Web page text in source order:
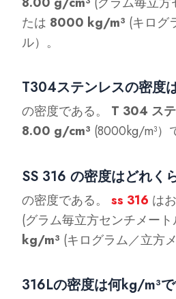
たは 8000 kg/m³ (キログ
ル）。
T304ステンレスの密度
の密度である。 T 304 ス
8.00 g/cm³ (8000kg/m³）
SS 316 の密度はどれく
の密度である。ss 316 は
(グラム毎立方センチメー
kg/m³ (キログラム／立方
316Lの密度は何kg/m³